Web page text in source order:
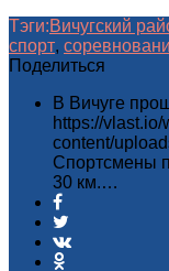
Тэги:Вичугский
спорт,
Поделиться
В Вичуге
https://vlast.io/
content/
Спортсмены
30 км.…